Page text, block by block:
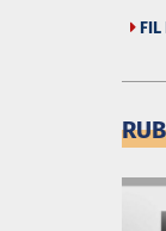
FIL